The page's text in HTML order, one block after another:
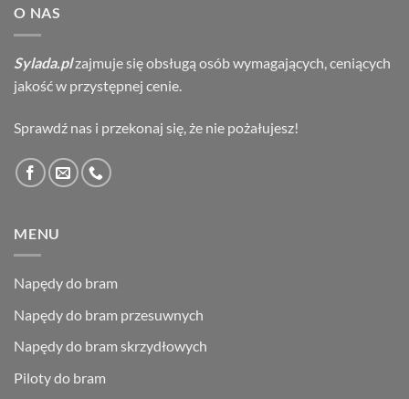
O NAS
Sylada.pl zajmuje się obsługą osób wymagających, ceniących
jakość w przystępnej cenie.
Sprawdź nas i przekonaj się, że nie pożałujesz!
MENU
Napędy do bram
Napędy do bram przesuwnych
Napędy do bram skrzydłowych
Piloty do bram